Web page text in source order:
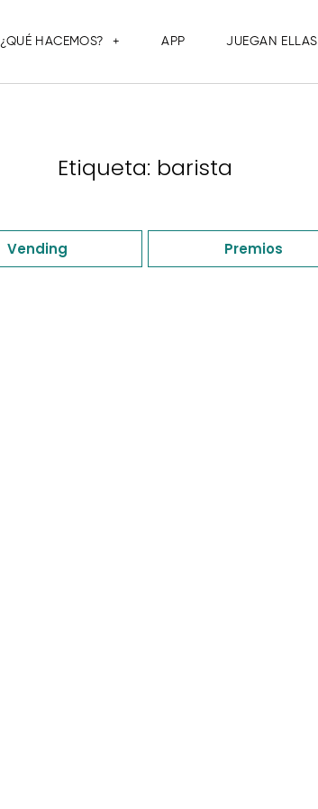
¿QUÉ HACEMOS? APP JUEGAN ELLAS
Etiqueta: barista
Vending Premios